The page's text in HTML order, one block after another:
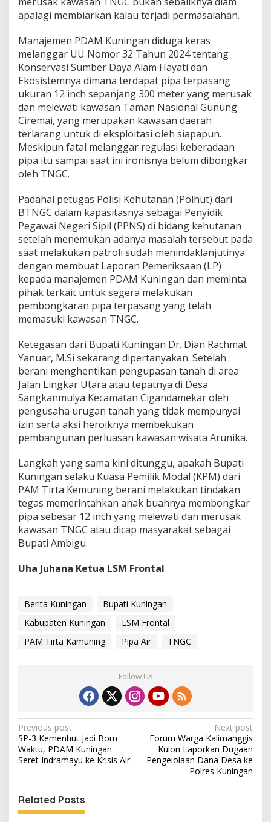
apalagi membiarkan kalau terjadi permasalahan.
Manajemen PDAM Kuningan diduga keras
melanggar UU Nomor 32 Tahun 2024 tentang
Konservasi Sumber Daya Alam Hayati dan
Ekosistemnya dimana terdapat pipa terpasang
ukuran 12 inch sepanjang 300 meter yang merusak
dan melewati kawasan Taman Nasional Gunung
Ciremai, yang merupakan kawasan daerah
terlarang untuk di eksploitasi oleh siapapun.
Meskipun fatal melanggar regulasi keberadaan
pipa itu sampai saat ini ironisnya belum dibongkar
oleh TNGC.
Padahal petugas Polisi Kehutanan (Polhut) dari
BTNGC dalam kapasitasnya sebagai Penyidik
Pegawai Negeri Sipil (PPNS) di bidang kehutanan
setelah menemukan adanya masalah tersebut pada
saat melakukan patroli sudah menindaklanjutinya
dengan membuat Laporan Pemeriksaan (LP)
kepada manajemen PDAM Kuningan dan meminta
pihak terkait untuk segera melakukan
pembongkaran pipa terpasang yang telah
memasuki kawasan TNGC.
Ketegasan dari Bupati Kuningan Dr. Dian Rachmat
Yanuar, M.Si sekarang dipertanyakan. Setelah
berani menghentikan pengupasan tanah di area
Jalan Lingkar Utara atau tepatnya di Desa
Sangkanmulya Kecamatan Cigandamekar oleh
pengusaha urugan tanah yang tidak mempunyai
izin serta aksi heroiknya membekukan
pembangunan perluasan kawasan wisata Arunika.
Langkah yang sama kini ditunggu, apakah Bupati
Kuningan selaku Kuasa Pemilik Modal (KPM) dari
PAM Tirta Kemuning berani melakukan tindakan
tegas memerintahkan anak buahnya membongkar
pipa sebesar 12 inch yang melewati dan merusak
kawasan TNGC atau dicap masyarakat sebagai
Bupati Ambigu.
Uha Juhana Ketua LSM Frontal
Berita Kuningan
Bupati Kuningan
Kabupaten Kuningan
LSM Frontal
PAM Tirta Kamuning
Pipa Air TNGC
Follow Us
Post
navigation
Previous post
SP-3 Kemenhut Jadi Bom
Waktu, PDAM Kuningan
Seret Indramayu ke Krisis Air
Next post
Forum Warga Kalimanggis
Kulon Laporkan Dugaan
Pengelolaan Dana Desa ke
Polres Kuningan
Related Posts